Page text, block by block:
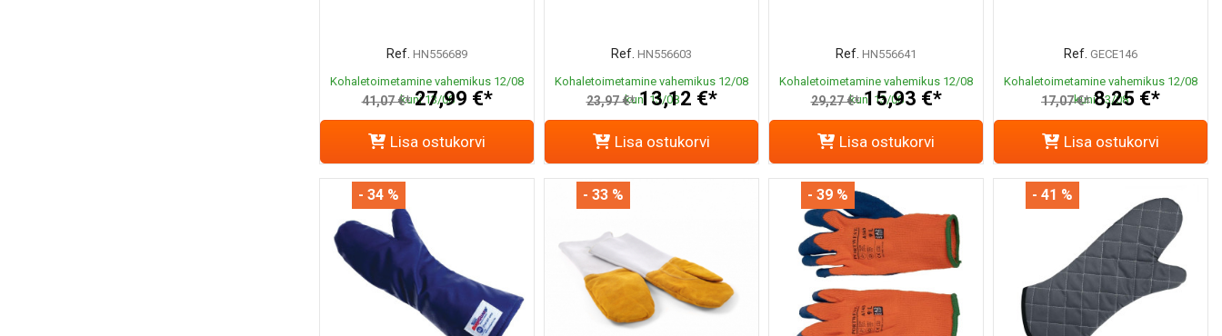
Ref. HN556689
Kohaletoimetamine vahemikus 12/08
kuni 13/08
41,07 €* 27,99 €*
Lisa ostukorvi
Ref. HN556603
Kohaletoimetamine vahemikus 12/08
kuni 13/08
23,97 €* 13,12 €*
Lisa ostukorvi
Ref. HN556641
Kohaletoimetamine vahemikus 12/08
kuni 13/08
29,27 €* 15,93 €*
Lisa ostukorvi
Ref. GECE146
Kohaletoimetamine vahemikus 12/08
kuni 13/08
17,07 €* 8,25 €*
Lisa ostukorvi
- 34 % - 33 % - 39 % - 41 %